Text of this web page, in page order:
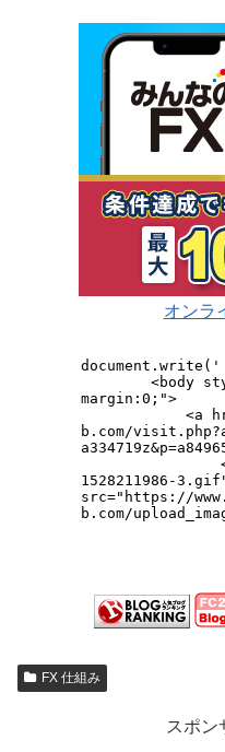
オンラ
FX 仕組み
スポン